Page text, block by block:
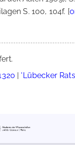
S. 100, 104f. [
| 'Lübecker